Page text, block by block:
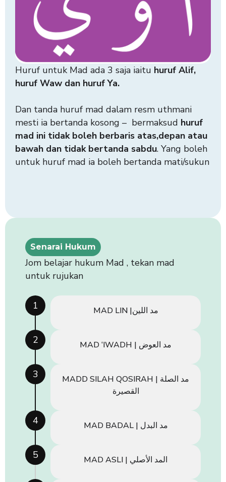
Huruf untuk Mad ada 3 saja iaitu huruf Alif,
huruf Waw dan huruf Ya.
Dan tanda huruf mad dalam resm uthmani
mesti ia bertanda kosong – bermaksud huruf
mad ini tidak boleh berbaris atas,depan atau
bawah dan tidak bertanda sabdu. Yang boleh
untuk huruf mad ia boleh bertanda mati/sukun
Senarai Hukum
Jom belajar hukum Mad , tekan mad
untuk rujukan
MAD LIN |مد اللين 1
MAD ‘IWADH | مد العوض 2
MADD SILAH QOSIRAH | مد الصلة
القصيرة
3
MAD BADAL | مد البدل 4
MAD ASLI | المد الأصلي 5